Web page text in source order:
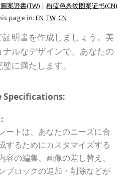
案證書(TW) | 粉蓝色条纹图案证书(CN)
page in:EN TW CN
明書を作成しましょう。美
ナルなデザインで、あなたの
に満たします。
Specifications:
ートは、あなたのニーズに合
するためにカスタマイズする
容の編集、画像の差し替え、
ブロックの追加・削除などが